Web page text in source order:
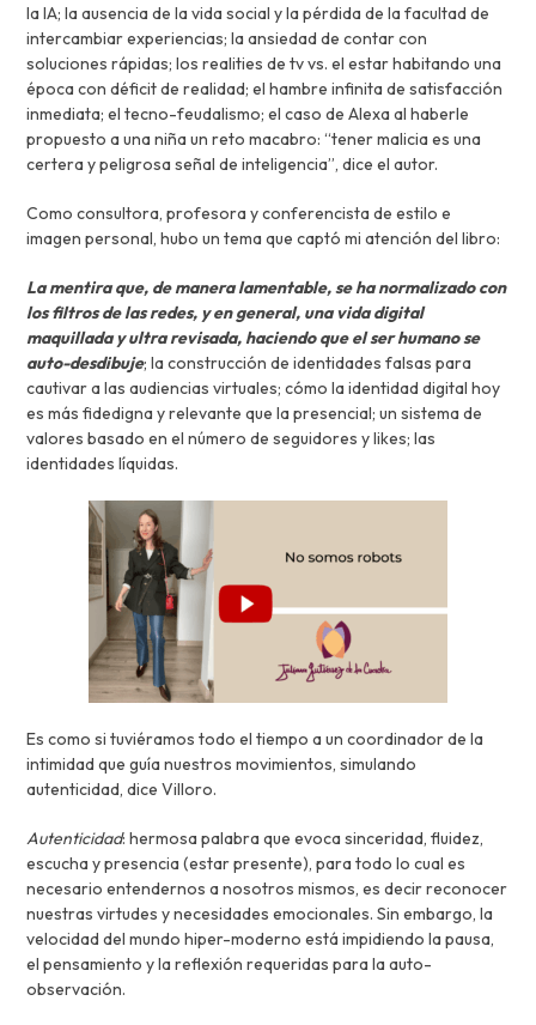
la IA; la ausencia de la vida social y la pérdida de la facultad de
intercambiar experiencias; la ansiedad de contar con
soluciones rápidas; los realities de tv vs. el estar habitando una
época con déficit de realidad; el hambre infinita de satisfacción
inmediata; el tecno-feudalismo; el caso de Alexa al haberle
propuesto a una niña un reto macabro: “tener malicia es una
certera y peligrosa señal de inteligencia”, dice el autor.
Como consultora, profesora y conferencista de estilo e
imagen personal, hubo un tema que captó mi atención del libro:
La mentira que, de manera lamentable, se ha normalizado con
los filtros de las redes, y en general, una vida digital
maquillada y ultra revisada, haciendo que el ser humano se
auto-desdibuje; la construcción de identidades falsas para
cautivar a las audiencias virtuales; cómo la identidad digital hoy
es más fidedigna y relevante que la presencial; un sistema de
valores basado en el número de seguidores y likes; las
identidades líquidas.
Es como si tuviéramos todo el tiempo a un coordinador de la
intimidad que guía nuestros movimientos, simulando
autenticidad, dice Villoro.
Autenticidad: hermosa palabra que evoca sinceridad, fluidez,
escucha y presencia (estar presente), para todo lo cual es
necesario entendernos a nosotros mismos, es decir reconocer
nuestras virtudes y necesidades emocionales. Sin embargo, la
velocidad del mundo hiper-moderno está impidiendo la pausa,
el pensamiento y la reflexión requeridas para la auto-
observación.